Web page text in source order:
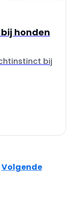
honden
bij
Volgende